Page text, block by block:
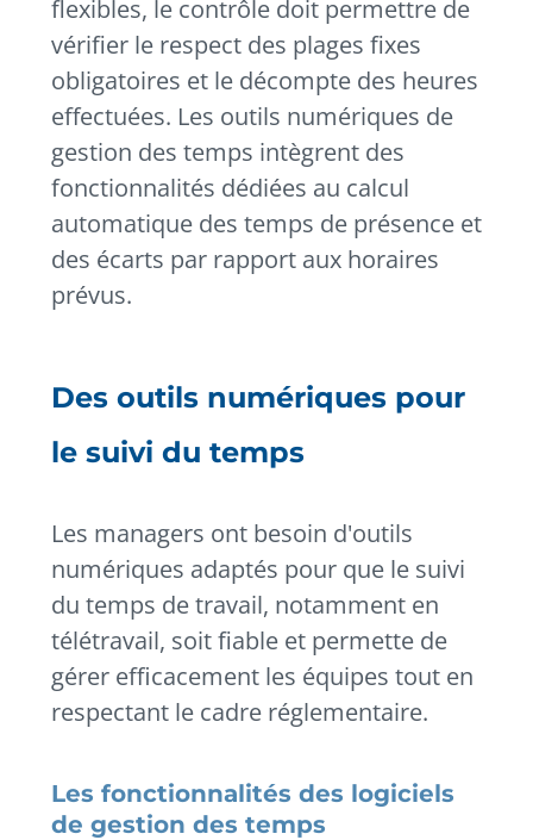
flexibles, le contrôle doit permettre de
vérifier le respect des plages fixes
obligatoires et le décompte des heures
effectuées. Les outils numériques de
gestion des temps intègrent des
fonctionnalités dédiées au calcul
automatique des temps de présence et
des écarts par rapport aux horaires
prévus.
Des outils numériques pour
le suivi du temps
Les managers ont besoin d'outils
numériques adaptés pour que le suivi
du temps de travail, notamment en
télétravail, soit fiable et permette de
gérer efficacement les équipes tout en
respectant le cadre réglementaire.
Les fonctionnalités des logiciels
de gestion des temps